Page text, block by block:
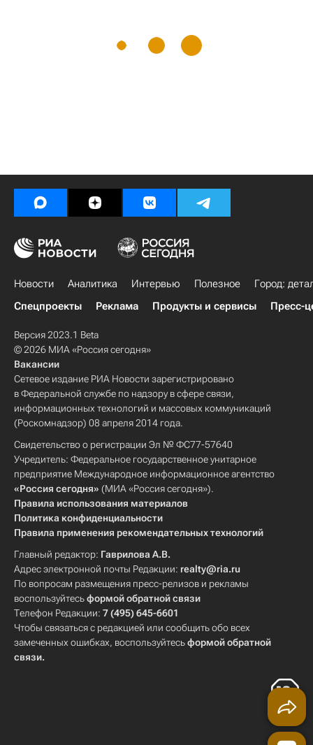
Новости Аналитика Интервью Полезное
Город:
Спецпроекты
Реклама Продукты и сервисы Пресс-
Версия 2023.1 Beta
© 2026 МИА «Россия сегодня»
Вакансии
Сетевое издание РИА Новости зарегистрировано
в Федеральной службе по надзору в сфере связи,
информационных технологий и массовых коммуникаций
(Роскомнадзор) 08 апреля 2014 года.
Свидетельство о регистрации Эл № ФС77-57640
Учредитель: Федеральное государственное унитарное
предприятие Международное информационное агентство
«Россия сегодня» (МИА «Россия сегодня»).
Правила использования материалов
Политика конфиденциальности
Правила применения рекомендательных технологий
Главный редактор: Гаврилова А.В.
Адрес электронной почты Редакции: realty@ria.ru
По вопросам размещения пресс-релизов и рекламы
воспользуйтесьформой обратной связи
Телефон Редакции: 7 (495) 645-6601
Чтобы связаться с редакцией или сообщить обо всех
замеченных ошибках, воспользуйтесьформой обратной
связи.